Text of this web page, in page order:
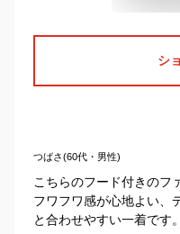
シ
つばさ(60代・男性)
こちらのフード付きのフ
フワフワ感が心地よい、
と合わせやすい一着です。